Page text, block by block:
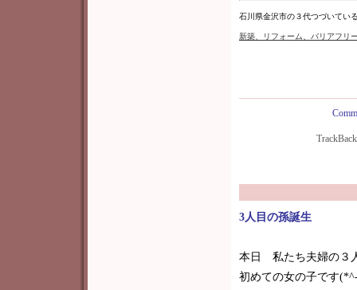
石川県金沢市の３代つづいてい
新築 、リフォーム、バリアフリ
3人目の孫誕生
本日 私たち夫婦の３
初めての女の子です